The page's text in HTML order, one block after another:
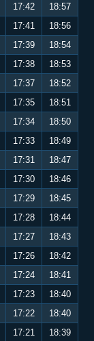
17:42
18:57
17:41
18:56
17:39
18:54
17:38
18:53
17:37
18:52
17:35
18:51
17:34
18:50
17:33
18:49
17:31
18:47
17:30
18:46
17:29
18:45
17:28
18:44
17:27
18:43
17:26
18:42
17:24
18:41
17:23
18:40
17:22
18:40
17:21
18:39